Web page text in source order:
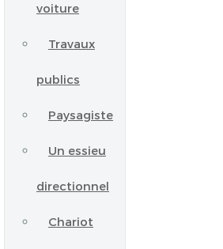
voiture
Travaux
publics
Paysagiste
Un essieu
directionnel
Chariot